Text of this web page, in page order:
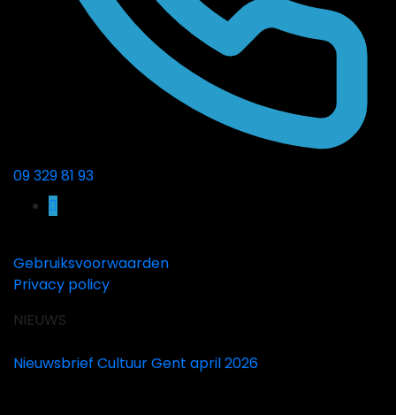
09 329 81 93
Gebruiksvoorwaarden
Privacy policy
NIEUWS
Nieuwsbrief Cultuur Gent april 2026